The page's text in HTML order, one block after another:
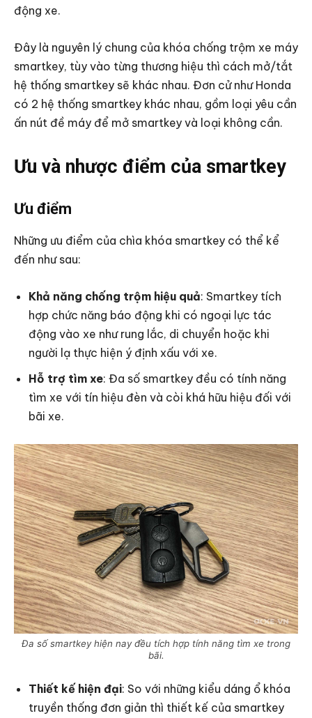
động xe.
Đây là nguyên lý chung của khóa chống trộm xe máy
smartkey, tùy vào từng thương hiệu thì cách mở/tắt
hệ thống smartkey sẽ khác nhau. Đơn cử như Honda
có 2 hệ thống smartkey khác nhau, gồm loại yêu cần
ấn nút đề máy để mở smartkey và loại không cần.
Ưu và nhược điểm của smartkey
Ưu điểm
Những ưu điểm của chìa khóa smartkey có thể kể
đến như sau:
Khả năng chống trộm hiệu quả: Smartkey tích
hợp chức năng báo động khi có ngoại lực tác
động vào xe như rung lắc, di chuyển hoặc khi
người lạ thực hiện ý định xấu với xe.
Hỗ trợ tìm xe: Đa số smartkey đều có tính năng
tìm xe với tín hiệu đèn và còi khá hữu hiệu đối với
bãi xe.
Đa số smartkey hiện nay đều tích hợp tính năng tìm xe trong
bãi.
Thiết kế hiện đại: So với những kiểu dáng ổ khóa
truyền thống đơn giản thì thiết kế của smartkey